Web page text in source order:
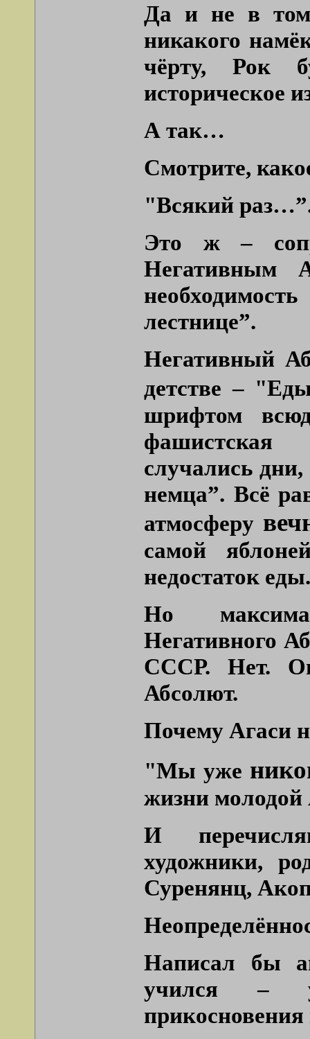
Да и не в том
никакого
чёрту, Рок
историческое
А так…
Смотрите,
"Всякий
Это ж –
Негативным
лестнице”.
Негативный
детстве –
шрифтом
случались дни,
немца”. Всё
атмосферу
самой
недостаток еды.
Но
Негативного
СССР. Нет.
Абсолют.
Почему Агаси
"Мы уже
жизни молодой
И
художники,
Суренянц,
Написал бы
учился –